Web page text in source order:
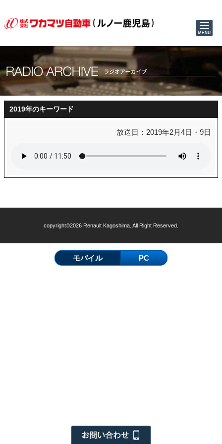
2019年のキーワード
放送日：2019年2月4日・9日
copyright©2026 Renault Kagoshima. All Right Reserved.
モバイル PC